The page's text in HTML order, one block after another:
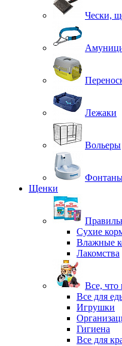
Чески,
Лежаки
Вольеры
Щенки
Сухие
Влажные
Лакомства
Все,
Все для
Игрушки
Гигиена
Все для